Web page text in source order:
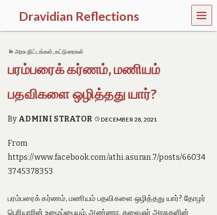
Dravidian Reflections
P
s
,
r
e
e
a
n
d
F
u
r
MEN
U
அரசு திட்டங்கள்,கட்டுரைகள்
பரம்பரைக் கர்ணம், மணியம்
பதவிகளை ஒழித்தது யார்?
By ADMINI STRATOR DECEMBER 28, 2021
From
https://www.facebook.com/athi.asuran.7/posts/66034
3745378353
பரம்பரைக் கர்ணம், மணியம் பதவிகளை ஒழித்தது யார்? தோழர்
பெரியாரின் உழைப்பையும், அண்ணா, கலைஞர் அரசுகளின்